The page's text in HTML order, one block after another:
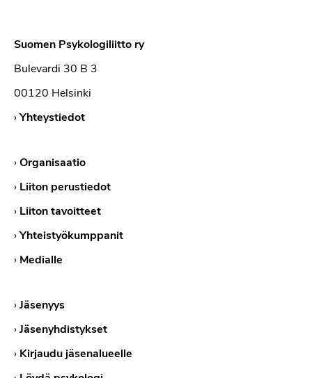
Suomen Psykologiliitto ry
Bulevardi 30 B 3
00120 Helsinki
›Yhteystiedot
›Organisaatio
› Liiton perustiedot
› Liiton tavoitteet
›Yhteistyökumppanit
› Medialle
›Jäsenyys
›Jäsenyhdistykset
› Kirjaudu jäsenalueelle